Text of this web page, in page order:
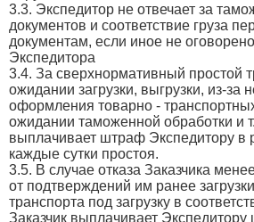
3.3. Экспедитор не отвечает за
документов и соответствие груза
документам, если иное не
Экспедитора
3.4. За сверхнормативный простой
ожидании загрузки, выгрузки, из-за
оформления товарно -
ожидании таможенной обработки и
выплачивает штраф Экспедитору в
каждые сутки простоя.
3.5. В случае отказа Заказчика
от подтверждений им ранее
транспорта под загрузку в
Заказчик выплачивает